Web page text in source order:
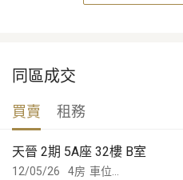
同區成交
買賣 租務
12/05/26
天晉 2期 5A座 32樓 B室
車位...
4房